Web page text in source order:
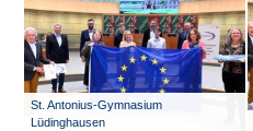
St. Antonius-Gymnasium
Lüdinghausen